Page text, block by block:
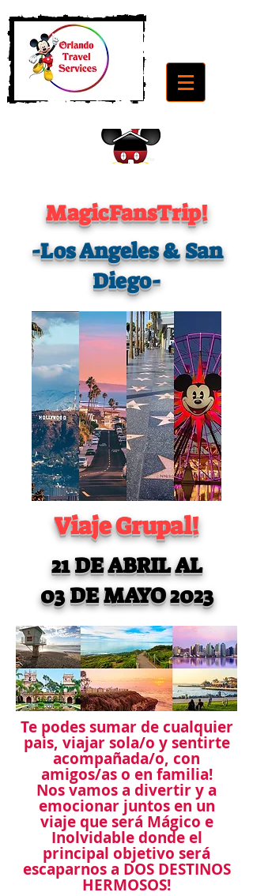
MagicFansTrip!
-Los Angeles & San
Diego-
Viaje Grupal!
21 DE ABRIL AL
03 DE MAYO 2023
Te podes sumar de cualquier
pais, viajar sola/o y sentirte
acompañada/o, con
amigos/as o en familia!
Nos vamos a divertir y a
emocionar juntos en un
viaje que será Mágico e
Inolvidable donde el
principal objetivo será
escaparnos a DOS DESTINOS
HERMOSOS!